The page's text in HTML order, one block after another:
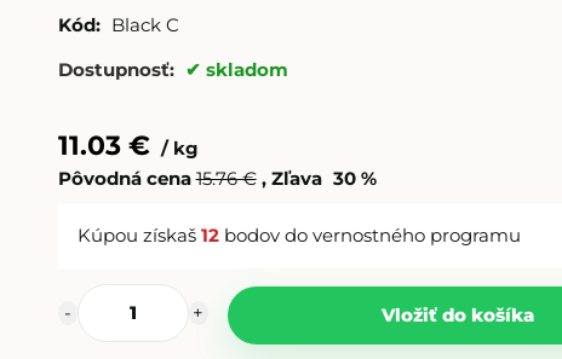
Kód: Black C
Dostupnosť: skladom
11.03€
kg
Pôvodná cena 15.76€ Zľava 30%
Kúpou získaš 12bodov do vernostného programu